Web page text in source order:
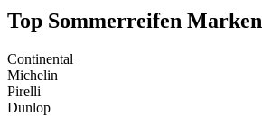
Top Sommerreifen Marken
Continental
Michelin
Pirelli
Dunlop